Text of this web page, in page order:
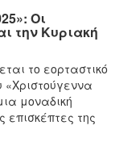
Οι
την Κυριακή
το εορταστικό
μοναδική
επισκέπτες της